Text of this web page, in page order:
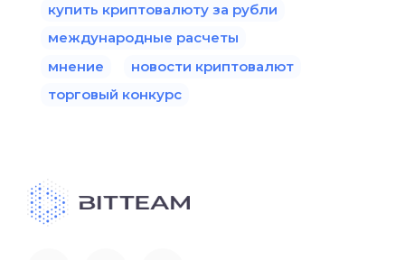
купить криптовалюту за рубли
международные расчеты
мнение
новости криптовалют
торговый конкурс